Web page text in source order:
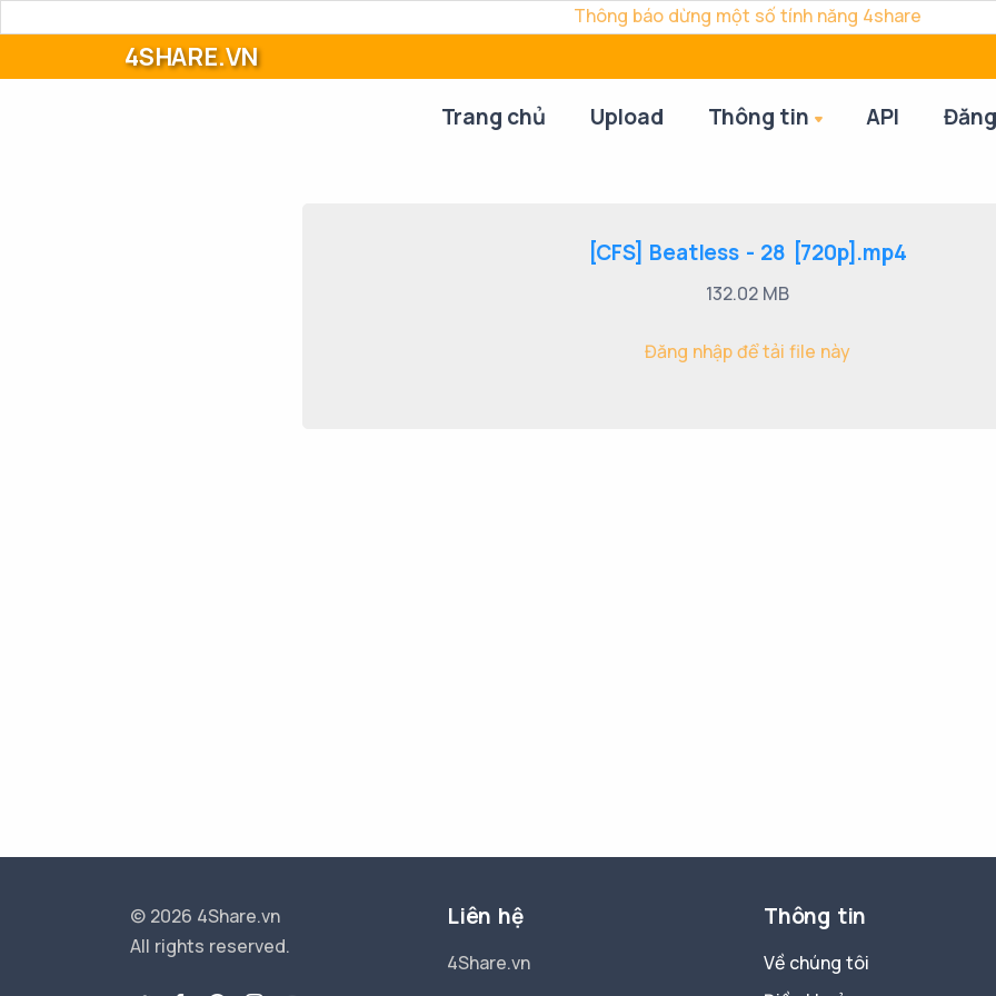
Thông báo dừng một số tính năng 4share
4SHARE.VN
Trang chủ Upload Thông tin API
[CFS] Beatless - 28 [720p].mp4
132.02 MB
Đăng nhập để tải file này
© 2026 4Share.vn
All rights reserved.
Liên hệ
4Share.vn
Thông tin
Về chúng tôi